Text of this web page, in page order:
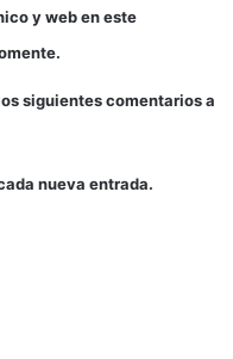
y web en este
siguientes comentarios a
nueva entrada.